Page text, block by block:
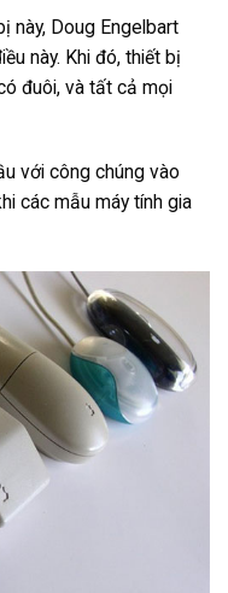
này, Doug Engelbart
này. Khi đó, thiết bị
đuôi, và tất cả mọi
với công chúng vào
các mẫu máy tính gia